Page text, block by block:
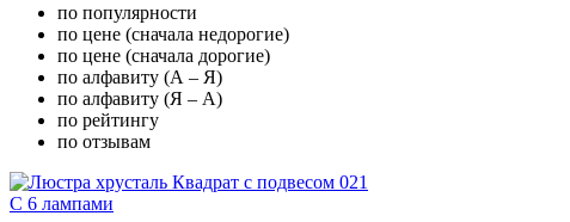
по популярности
по цене (сначала недорогие)
по цене (сначала дорогие)
по алфавиту (А – Я)
по алфавиту (Я – А)
по рейтингу
по отзывам
С 6 лампами